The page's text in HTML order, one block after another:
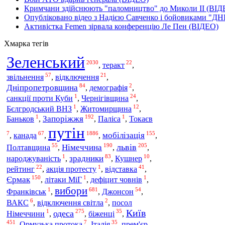
Кримчани здійснюють "паломництво" до Миколи ІІ
Опубліковано відео з Надією Савченко і бойовиками
Активістка Femen зірвала конференцію Ле Пен (ВІДЕО)
Хмарка тегів
Зеленський 2030, теракт 22,
звільнення 57, відключення 21 ,
Дніпропетровщина 84, демографія 2,
санкції проти Куби 1 , Чернігівщина 24,
Бєлгродський ВНЗ 1 , Житомирщина 12,
Баньков 1 , Запоріжжя 192, Паліса 1 , Токаєв
7, канада 67, путін 1886, мобілізація 155,
Полтавщина 55, Німеччина 190, львів 205,
народжуваність 1 , зрадники 83, Кушнер 10,
рейтинг 22, акція протесту 1 , відставка 41 ,
Єрмак 150, літаки МіГ 1 , дефіцит човнів 1 ,
Франківськ 1 , вибори 681 , Джонсон 54,
ВАКС 6, відключення світла 2, посол
Німеччини 1, одеса 275, біженці 35, Київ
451 7 35